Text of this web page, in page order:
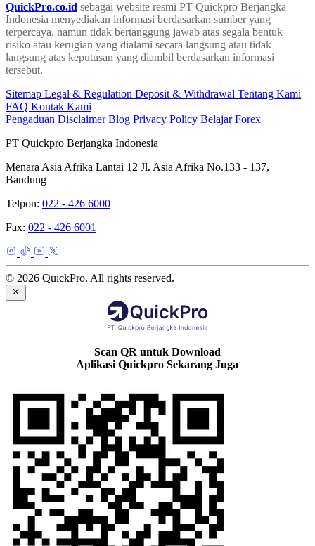
QuickPro.co.id sebagai website resmi PT Quickpro Berjangka
Indonesia menyediakan informasi berdasarkan sumber yang
terpercaya, namun tidak bertanggung jawab atas segala bentuk
risiko atau kerugian yang dialami secara langsung atau tidak
langsung atas keputusan yang diambil berdasarkan informasi
tersebut.
Sitemap Legal & Regulation Deposit & Withdrawal Tentang Kami
FAQ Kontak Kami
Pengaduan DisclaimerBlog Privacy Policy Belajar Forex
PT Quickpro Berjangka Indonesia
Menara Asia Afrika Lantai 12 Jl. Asia Afrika No.133 - 137,
Bandung
Telpon: 022 - 426 6000
Fax: 022 - 426 6001
© 2026 QuickPro. All rights reserved.
Scan QR untuk Download
Aplikasi Quickpro Sekarang Juga